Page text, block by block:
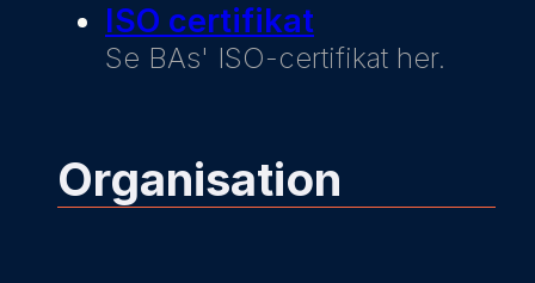
ISO certifikat
Se BAs' ISO-certifikat her.
Organisation